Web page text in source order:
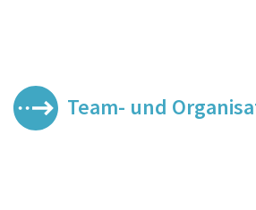
Team- und